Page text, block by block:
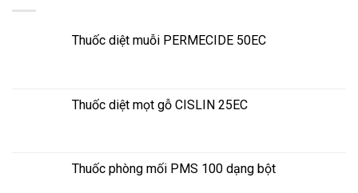
Thuốc diệt muỗi PERMECIDE 50EC
Thuốc diệt mọt gỗ CISLIN 25EC
Thuốc phòng mối PMS 100 dạng bột